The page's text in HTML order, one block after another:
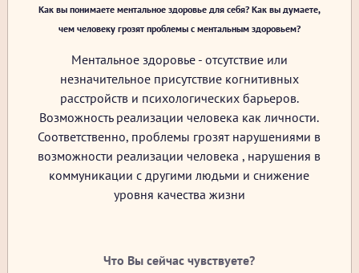
Как вы понимаете ментальное здоровье для себя? Как вы думаете,
чем человеку грозят проблемы с ментальным здоровьем?
Ментальное здоровье - отсутствие или
незначительное присутствие когнитивных
расстройств и психологических барьеров.
Возможность реализации человека как личности.
Соответственно, проблемы грозят нарушениями в
возможности реализации человека , нарушения в
коммуникации с другими людьми и снижение
уровня качества жизни
Что Вы сейчас чувствуете?